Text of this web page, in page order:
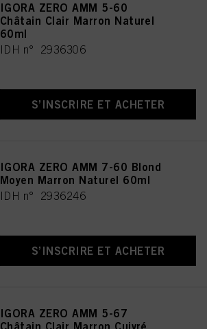
IGORA ZERO AMM 5-60
Châtain Clair Marron Naturel
60ml
IDH n° 2936306
S’INSCRIRE ET ACHETER
IGORA ZERO AMM 7-60 Blond
Moyen Marron Naturel 60ml
IDH n° 2936246
S’INSCRIRE ET ACHETER
IGORA ZERO AMM 5-67
Châtain Clair Marron Cuivré